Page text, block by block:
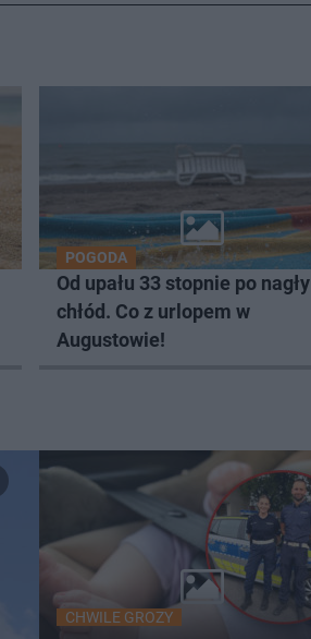
POGODA
Od upału 33 stopnie po nagły
chłód. Co z urlopem w
Augustowie!
CHWILE GROZY